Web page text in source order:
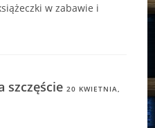
w zabawie i
szczęście20 KWIETNIA,